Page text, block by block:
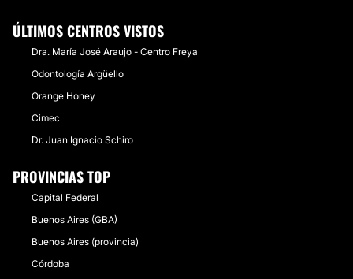
ÚLTIMOS CENTROS VISTOS
Dra. María José Araujo - Centro Freya
Odontología Argüello
Orange Honey
Cimec
Dr. Juan Ignacio Schiro
PROVINCIAS TOP
Capital Federal
Buenos Aires (GBA)
Buenos Aires (provincia)
Córdoba